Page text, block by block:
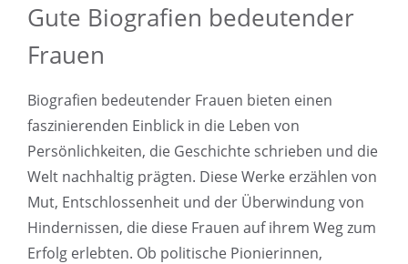
Gute Biografien bedeutender
Frauen
Biografien bedeutender Frauen bieten einen
faszinierenden Einblick in die Leben von
Persönlichkeiten, die Geschichte schrieben und die
Welt nachhaltig prägten. Diese Werke erzählen von
Mut, Entschlossenheit und der Überwindung von
Hindernissen, die diese Frauen auf ihrem Weg zum
Erfolg erlebten. Ob politische Pionierinnen,